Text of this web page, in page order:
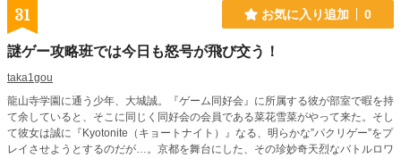
31 お気に入り追加 0
謎ゲー攻略班では今日も怒号が飛び交う！
taka1gou
龍山寺学園に通う少年、大城誠。『ゲーム同好会』に所属する彼が部室で暇を持
て余していると、そこに同じく同好会の会員である菜花雪菜がやって来た。そし
て彼女は誠に『Kyotonite（キョートナイト）』なる、明らかな”パクリゲー”をプ
レイさせようとするのだが…。京都を舞台にした、その珍妙奇天烈なバトルロワ